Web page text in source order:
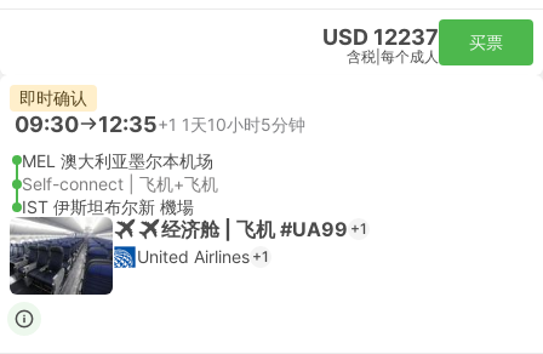
USD 12237
含税 每个成人
买票
即时确认
09:30 12:35+1 1天10小时5分钟
MEL 澳大利亚墨尔本机场
Self-connect | 飞机+飞机
IST 伊斯坦布尔新 機場
经济舱 | 飞机 #UA99 +1
United Airlines +1